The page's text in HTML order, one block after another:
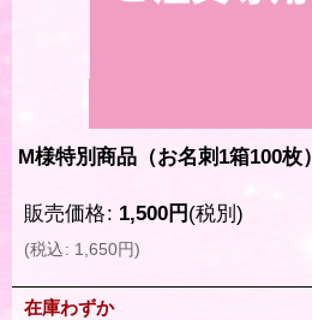
M様特別商品（お名刺1箱100枚）
販売価格: 1,500円 (税別)
(税込: 1,650円)
在庫わずか